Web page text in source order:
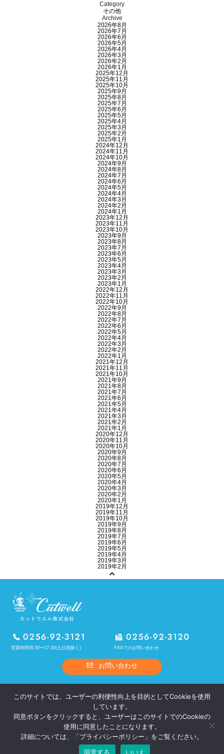
Category
その他
Archive
2026年8月
2026年7月
2026年6月
2026年5月
2026年4月
2026年3月
2026年2月
2026年1月
2025年12月
2025年11月
2025年10月
2025年9月
2025年8月
2025年7月
2025年6月
2025年5月
2025年4月
2025年3月
2025年2月
2025年1月
2024年12月
2024年11月
2024年10月
2024年9月
2024年8月
2024年7月
2024年6月
2024年5月
2024年4月
2024年3月
2024年2月
2024年1月
2023年12月
2023年11月
2023年10月
2023年9月
2023年8月
2023年7月
2023年6月
2023年5月
2023年4月
2023年3月
2023年2月
2023年1月
2022年12月
2022年11月
2022年10月
2022年9月
2022年8月
2022年7月
2022年6月
2022年5月
2022年4月
2022年3月
2022年2月
2022年1月
2021年12月
2021年11月
2021年10月
2021年9月
2021年8月
2021年7月
2021年6月
2021年5月
2021年4月
2021年3月
2021年2月
2021年1月
2020年12月
2020年11月
2020年10月
2020年9月
2020年8月
2020年7月
2020年6月
2020年5月
2020年4月
2020年3月
2020年2月
2020年1月
2019年12月
2019年11月
2019年10月
2019年9月
2019年8月
2019年7月
2019年6月
2019年5月
2019年4月
2019年3月
2019年2月
営業時間/8:30〜17:30(土日祝除く) FAXでのお問い合わせ
お問い合わせ
熱処理
OEM製品
設備概要
採用情報
お問い合わせ
プライバシーポリシー サイトポリシー
このサイトでは、ユーザーの利便性向上を目的としてCookieを使用
しています。
同意ボタンをクリックすると、ユーザーはこのサイトでのCookieの
使用に同意したことになります。
詳細については、「プライバシーポリシー 」をご覧ください。
同意する
いいえ